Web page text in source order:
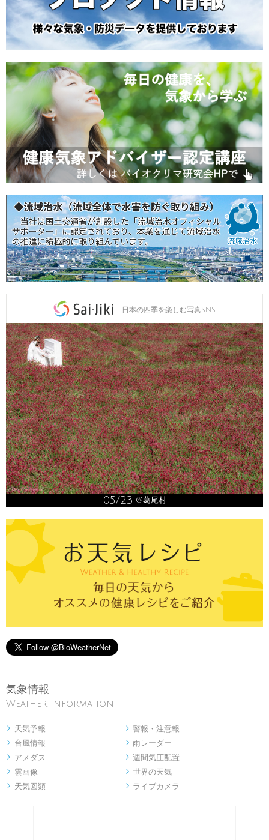
日本の四季を楽しむ写真SNS
05/23 @葛尾村
気象情報
Weather Information
 天気予報  警報・注意報
 台風情報  雨レーダー
 アメダス  週間気圧配置
 雲画像  世界の天気
 天気図類  ライブカメラ